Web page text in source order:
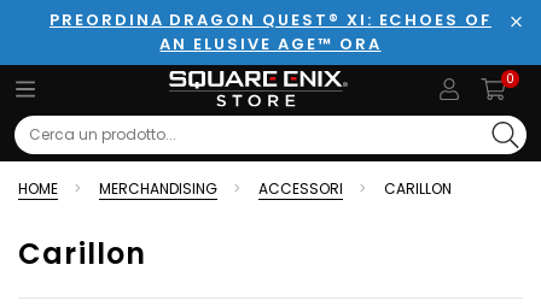
PREORDINA DRAGON QUEST® XI: ECHOES OF
AN ELUSIVE AGE™ ORA
0
Search
HOME MERCHANDISING ACCESSORI CARILLON
Carillon